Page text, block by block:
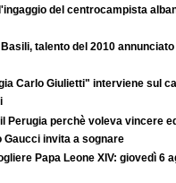
del centrocampista
talento del 2010 annunciato
Carlo Giulietti" interviene sul
Perugia perchè voleva vincere
invita a sognare
Papa Leone XIV: giovedì 6